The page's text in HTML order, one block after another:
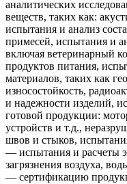
аналитических
веществ, таких как:
испытания и анализ
примесей, испытания и
включая ветеринарный
продуктов питания,
материалов, таких как
износостойкость,
и надежности изделий,
готовой продукции:
устройств и т.д.,
швов и стыков,
— испытания и расчеты
загрязнения воздуха,
— сертификацию